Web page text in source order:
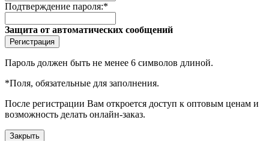
Подтверждение пароля:*
Защита от автоматических сообщений
Пароль должен быть не менее 6 символов длиной.
*Поля, обязательные для заполнения.
После регистрации Вам откроется доступ к оптовым ценам и
возможность делать онлайн-заказ.
Закрыть